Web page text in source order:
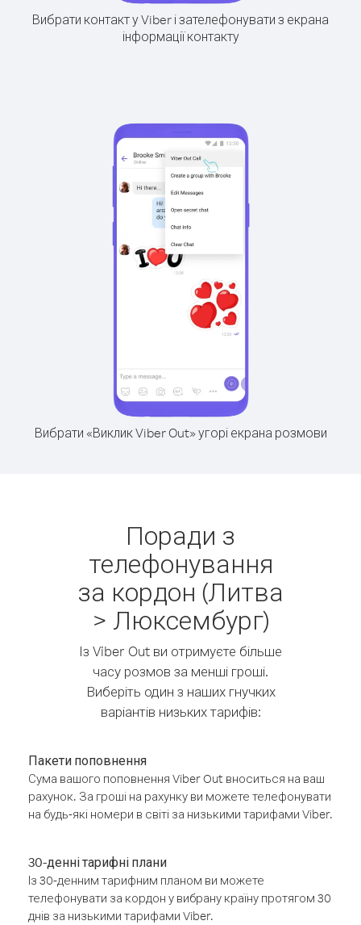
Вибрати контакт у Viber і зателефонувати з екрана
інформації контакту
Вибрати «Виклик Viber Out» угорі екрана розмови
Поради з
телефонування
за кордон (Литва
> Люксембург)
Із Viber Out ви отримуєте більше
часу розмов за менші гроші.
Виберіть один з наших гнучких
варіантів низьких тарифів:
Пакети поповнення
Сума вашого поповнення Viber Out вноситься на ваш
рахунок. За гроші на рахунку ви можете телефонувати
на будь-які номери в світі за низькими тарифами Viber.
30-денні тарифні плани
Із 30-денним тарифним планом ви можете
телефонувати за кордон у вибрану країну протягом 30
днів за низькими тарифами Viber.